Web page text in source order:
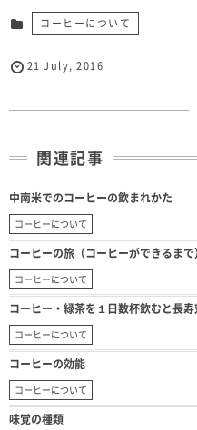
コーヒーについて
21 July,2016
関連記事
中南米でのコーヒーの飲まれかた
コーヒーについて
コーヒーの旅（コーヒーができるまで）
コーヒーについて
コーヒー・緑茶を１日数杯飲むと長寿
コーヒーについて
コーヒーの効能
コーヒーについて
味覚の種類